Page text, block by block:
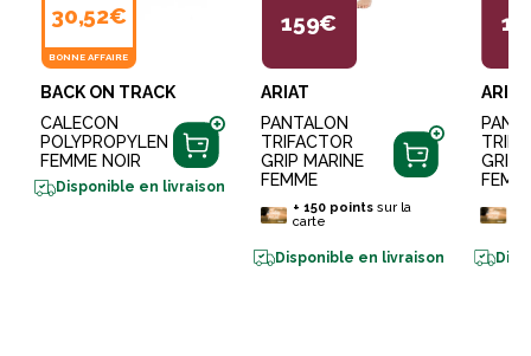
30,52€
BONNE AFFAIRE
BACK ON TRACK
CALECON
POLYPROPYLEN
FEMME NOIR
Disponible en livraison
159€
ARIAT
PANTALON
TRIFACTOR
GRIP MARINE
FEMME
+ 150pointssur la
carte
Disponible en livraison
ARIAT
GRIP